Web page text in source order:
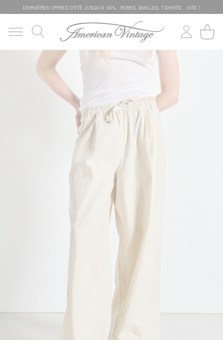
DERNIÈRES OFFRES D'ÉTÊ JUSQU'À -50% : ROBES, MAILLES, T-SHIRTS... VITE !